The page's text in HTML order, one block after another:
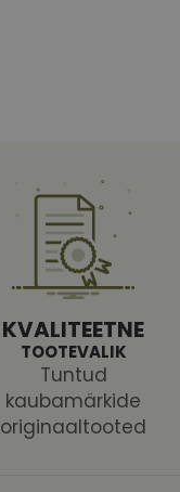
KVALITEETNE
TOOTEVALIK
Tuntud
kaubamärkide
originaaltooted
shipping_country
CookieScriptConsent
csrftoken